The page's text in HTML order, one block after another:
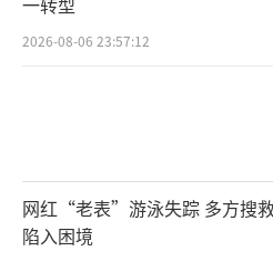
决，驳回上诉、维持原判。
尤其是在作出劳动补偿
续正常就业的离职证明
2026-08-06 23:57:12
网红“老表”游泳失踪 多方搜
陷入困境